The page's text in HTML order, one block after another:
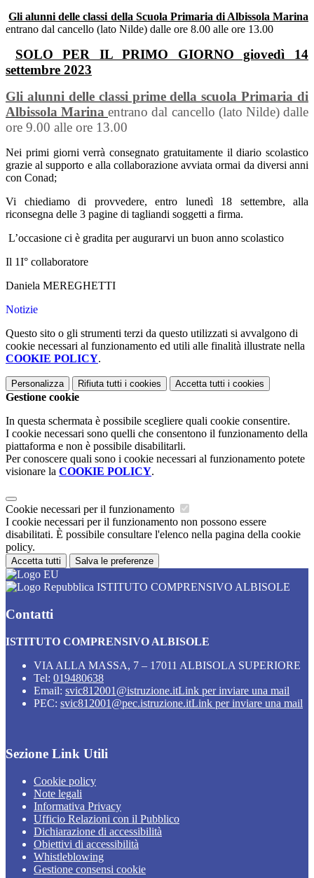
Gli alunni delle classi della Scuola Primaria di Albissola Marina
entrano dal cancello (lato Nilde) dalle ore 8.00 alle ore 13.00
SOLO PER IL PRIMO GIORNO giovedì 14
settembre 2023
Gli alunni delle classi prime della scuola Primaria di
Albissola Marinaentrano dal cancello (lato Nilde) dalle
ore 9.00 alle ore 13.00
Nei primi giorni verrà consegnato gratuitamente il diario scolastico
grazie al supporto e alla collaborazione avviata ormai da diversi anni
con Conad;
Vi chiediamo di provvedere, entro lunedì 18 settembre, alla
riconsegna delle 3 pagine di tagliandi soggetti a firma.
L’occasione ci è gradita per augurarvi un buon anno scolastico
Il 1I° collaboratore
Daniela MEREGHETTI
Notizie
Questo sito o gli strumenti terzi da questo utilizzati si avvalgono di
cookie necessari al funzionamento ed utili alle finalità illustrate nella
COOKIE POLICY.
Personalizza Rifiuta tutti i cookies Accetta tutti i cookies
Gestione cookie
In questa schermata è possibile scegliere quali cookie consentire.
I cookie necessari sono quelli che consentono il funzionamento della
piattaforma e non è possibile disabilitarli.
Per conoscere quali sono i cookie necessari al funzionamento potete
visionare la COOKIE POLICY.
Cookie necessari per il funzionamento
I cookie necessari per il funzionamento non possono essere
disabilitati. È possibile consultare l'elenco nella pagina della cookie
policy.
Accetta tutti Salva le preferenze
ISTITUTO COMPRENSIVO ALBISOLE
Contatti
ISTITUTO COMPRENSIVO ALBISOLE
VIA ALLA MASSA, 7 – 17011 ALBISOLA SUPERIORE
Tel: 019480638
Email: svic812001@istruzione.itLink per inviare una mail
PEC: svic812001@pec.istruzione.itLink per inviare una mail
Sezione Link Utili
Cookie policy
Note legali
Informativa Privacy
Ufficio Relazioni con il Pubblico
Dichiarazione di accessibilità
Obiettivi di accessibilità
Whistleblowing
Gestione consensi cookie